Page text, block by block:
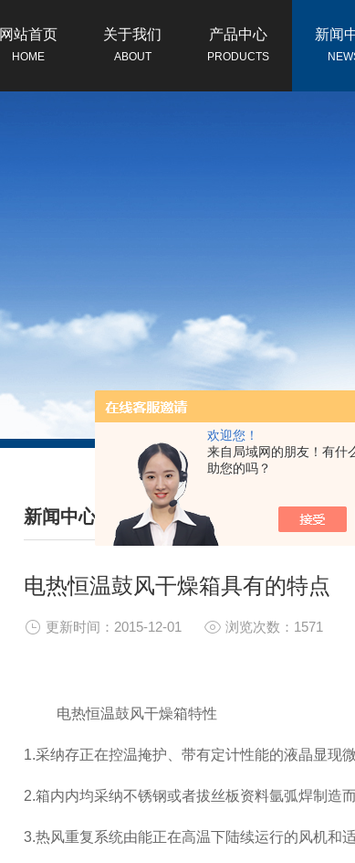
欢迎您！
来自局域网的朋友！有什
助您的吗？
网站首页
HOME
关于我们
ABOUT
产品中心
PRODUCTS
新闻
新闻中心
/ NEWS CENTER
电热恒温鼓风干燥箱具有的特点
更新时间：2015-12-01 浏览次数：1571
电热恒温鼓风干燥箱特性
1.采纳存正在控温掩护、带有定计性能的液晶显现
2.箱内内均采纳不锈钢或者拔丝板资料氩弧焊制造
3.热风重复系统由能正在高温下陆续运行的风机和